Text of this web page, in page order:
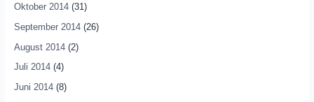
Oktober 2014(31)
September 2014(26)
August 2014(2)
Juli 2014(4)
Juni 2014(8)